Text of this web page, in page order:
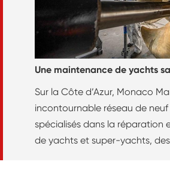
Une maintenance de yachts
Sur la Côte d’Azur, Monaco
incontournable réseau de
spécialisés dans la réparation
de yachts et super-yachts,